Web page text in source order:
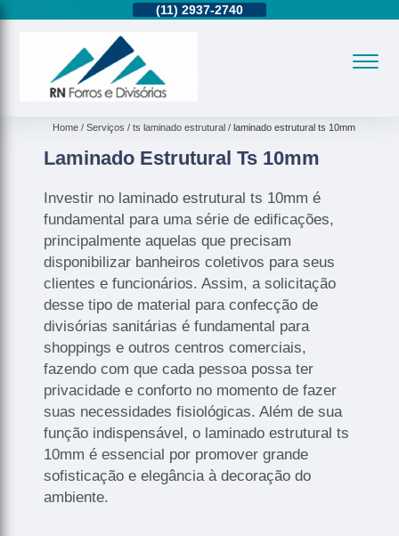
(11) 2937-2740
Home Serviços ts laminado estrutural laminado estrutural ts 10mm
Laminado Estrutural Ts 10mm
Investir no laminado estrutural ts 10mm é
fundamental para uma série de edificações,
principalmente aquelas que precisam
disponibilizar banheiros coletivos para seus
clientes e funcionários. Assim, a solicitação
desse tipo de material para confecção de
divisórias sanitárias é fundamental para
shoppings e outros centros comerciais,
fazendo com que cada pessoa possa ter
privacidade e conforto no momento de fazer
suas necessidades fisiológicas. Além de sua
função indispensável, o laminado estrutural ts
10mm é essencial por promover grande
sofisticação e elegância à decoração do
ambiente.